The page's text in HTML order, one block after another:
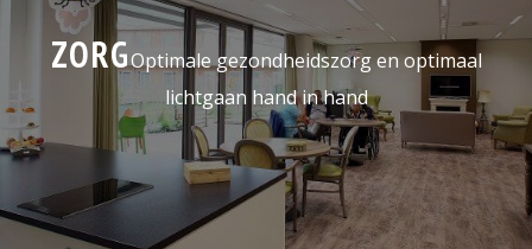
ZORGOptimale gezondheidszorg en optimaal
lichtgaan hand in hand